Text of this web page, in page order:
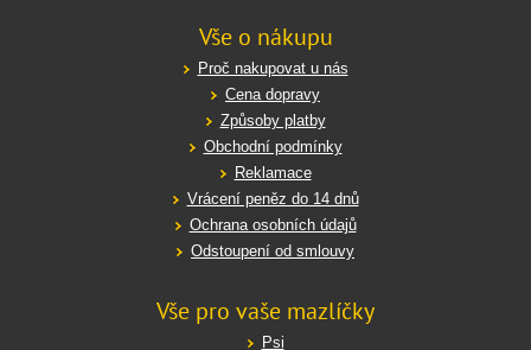
Vše o nákupu
Proč nakupovat u nás
Cena dopravy
Způsoby platby
Obchodní podmínky
Reklamace
Vrácení peněz do 14 dnů
Ochrana osobních údajů
Odstoupení od smlouvy
Vše pro vaše mazlíčky
Psi